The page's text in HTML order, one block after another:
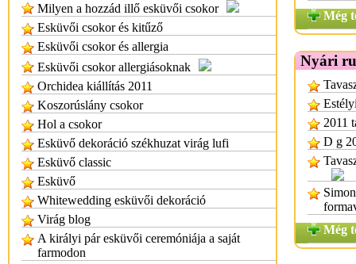
Milyen a hozzád illő esküvői csokor
Esküvői csokor és kitűző
Esküvői csokor és allergia
Esküvői csokor allergiásoknak
Orchidea kiállítás 2011
Koszorúslány csokor
Hol a csokor
Esküvő dekoráció székhuzat virág lufi
Esküvő classic
Esküvő
Whitewedding esküvői dekoráció
Virág blog
A királyi pár esküvői ceremóniája a saját
farmodon
Még
Nyári
2011
D g
Még